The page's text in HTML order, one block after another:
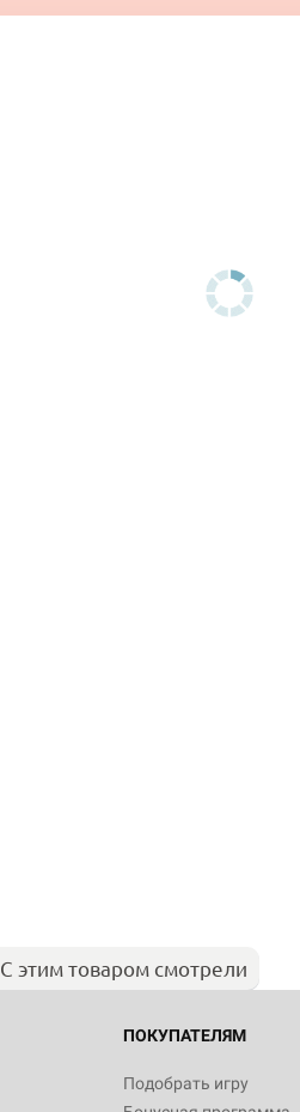
С этим товаром смотрели
ПОКУПАТЕЛЯМ
Подобрать игру